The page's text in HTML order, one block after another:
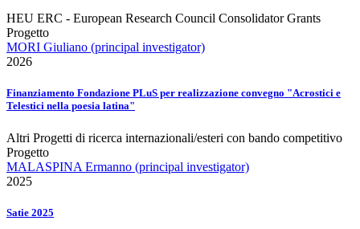
HEU ERC - European Research Council Consolidator Grants
Progetto
MORI Giuliano (principal investigator)
2026
Finanziamento Fondazione PLuS per realizzazione convegno "Acrostici e
Telestici nella poesia latina"
Altri Progetti di ricerca internazionali/esteri con bando competitivo
Progetto
MALASPINA Ermanno (principal investigator)
2025
Satie 2025